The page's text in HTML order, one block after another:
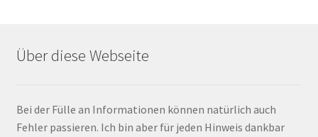
Über diese Webseite
Bei der Fülle an Informationen können natürlich auch
Fehler passieren. Ich bin aber für jeden Hinweis dankbar